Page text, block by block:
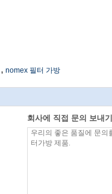
, nomex 필터 가방
회사에 직접 문의 보내기